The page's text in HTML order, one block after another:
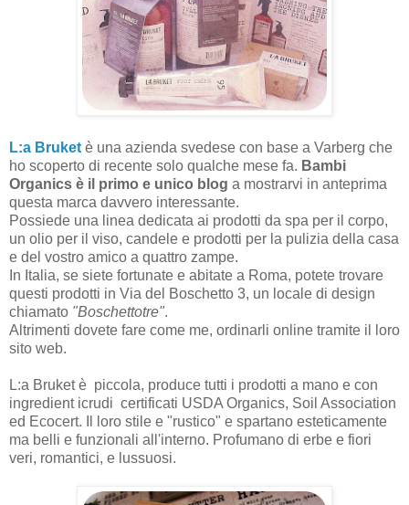
L:a Bruket è una azienda svedese con base a Varberg che
ho scoperto di recente solo qualche mese fa. Bambi
Organics è il primo e unico blog a mostrarvi in anteprima
questa marca davvero interessante.
Possiede una linea dedicata ai prodotti da spa per il corpo,
un olio per il viso, candele e prodotti per la pulizia della casa
e del vostro amico a quattro zampe.
In Italia, se siete fortunate e abitate a Roma, potete trovare
questi prodotti in Via del Boschetto 3, un locale di design
chiamato "Boschettotre".
Altrimenti dovete fare come me, ordinarli online tramite il loro
sito web.
L:a Bruket è piccola, produce tutti i prodotti a mano e con
ingredient icrudi certificati USDA Organics, Soil Association
ed Ecocert. Il loro stile e "rustico" e spartano esteticamente
ma belli e funzionali all'interno. Profumano di erbe e fiori
veri, romantici, e lussuosi.